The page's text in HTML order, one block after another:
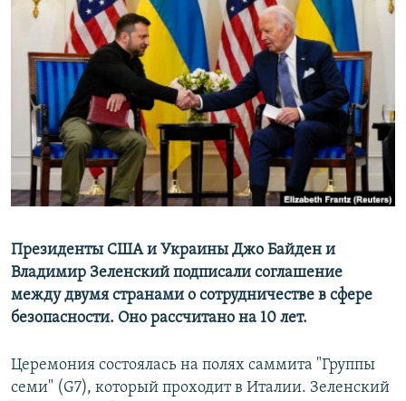
поиску
Президенты США и Украины Джо Байден и
Владимир Зеленский подписали соглашение
между двумя странами о сотрудничестве в сфере
безопасности. Оно рассчитано на 10 лет.
Церемония состоялась на полях саммита "Группы
семи" (G7), который проходит в Италии. Зеленский